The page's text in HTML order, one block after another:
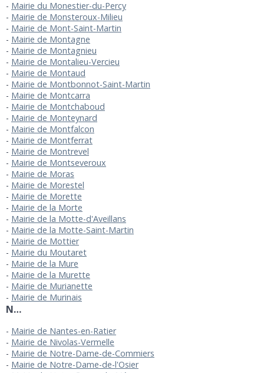
Mairie du Monestier-du-Percy
Mairie de Monsteroux-Milieu
Mairie de Mont-Saint-Martin
Mairie de Montagne
Mairie de Montagnieu
Mairie de Montalieu-Vercieu
Mairie de Montaud
Mairie de Montbonnot-Saint-Martin
Mairie de Montcarra
Mairie de Montchaboud
Mairie de Monteynard
Mairie de Montfalcon
Mairie de Montferrat
Mairie de Montrevel
Mairie de Montseveroux
Mairie de Moras
Mairie de Morestel
Mairie de Morette
Mairie de la Morte
Mairie de la Motte-d'Aveillans
Mairie de la Motte-Saint-Martin
Mairie de Mottier
Mairie du Moutaret
Mairie de la Mure
Mairie de la Murette
Mairie de Murianette
Mairie de Murinais
N…
Mairie de Nantes-en-Ratier
Mairie de Nivolas-Vermelle
Mairie de Notre-Dame-de-Commiers
Mairie de Notre-Dame-de-l'Osier